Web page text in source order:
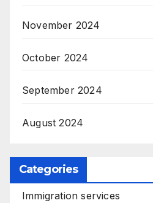
November 2024
October 2024
September 2024
August 2024
Categories
Immigration services